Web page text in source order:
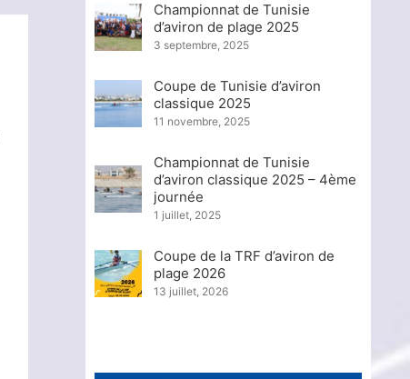
Championnat de Tunisie
d’aviron de plage 2025
3 septembre, 2025
Coupe de Tunisie d’aviron
classique 2025
11 novembre, 2025
Championnat de Tunisie
d’aviron classique 2025 – 4ème
journée
1 juillet, 2025
Coupe de la TRF d’aviron de
plage 2026
13 juillet, 2026